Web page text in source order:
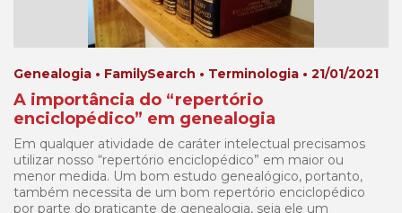
Genealogia • FamilySearch • Terminologia • 21/01/2021
A importância do “repertório
enciclopédico” em genealogia
Em qualquer atividade de caráter intelectual precisamos
utilizar nosso “repertório enciclopédico” em maior ou
menor medida. Um bom estudo genealógico, portanto,
também necessita de um bom repertório enciclopédico
por parte do praticante de genealogia, seja ele um